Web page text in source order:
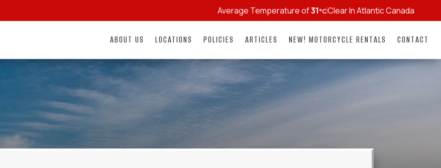
Average Temperature of31°CClear In Atlantic Canada
ABOUT US LOCATIONS POLICIES ARTICLES NEW! MOTORCYCLE RENTALS CONTACT